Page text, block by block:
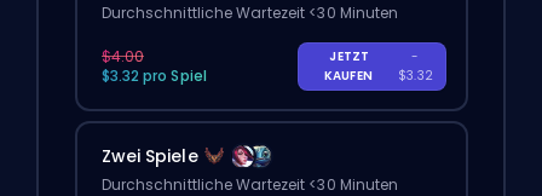
Durchschnittliche Wartezeit <30 Minuten
$4.00
$3.32 pro Spiel
JETZT
KAUFEN
-
$3.32
Zwei Spiele
Durchschnittliche Wartezeit <30 Minuten